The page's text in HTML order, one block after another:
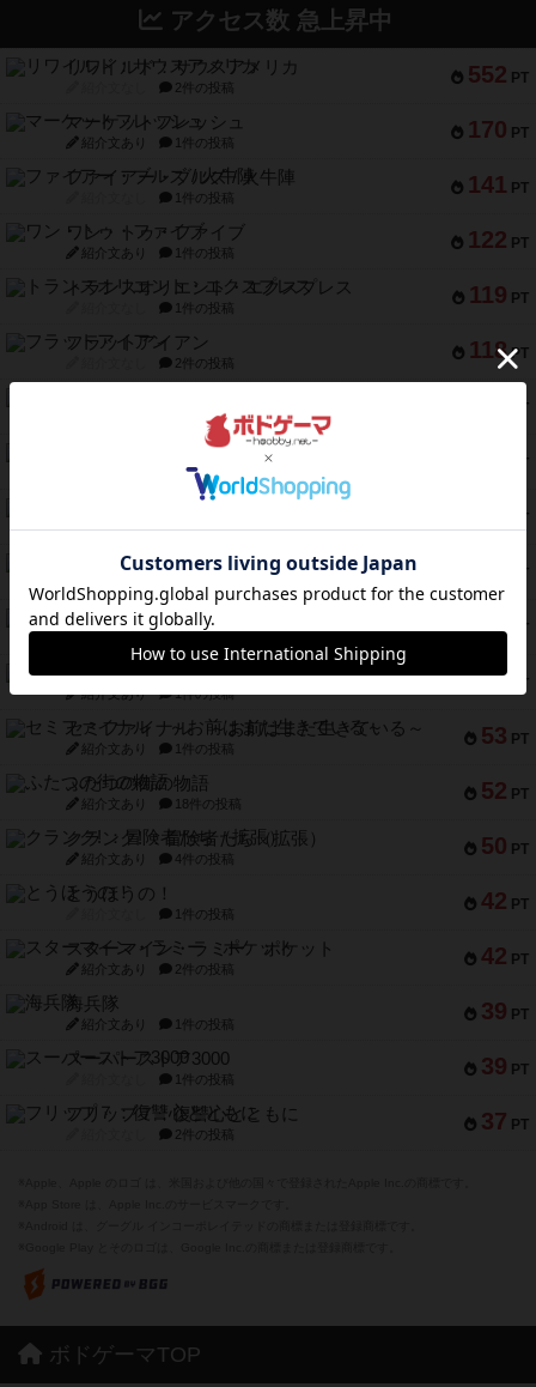
アクセス数 急上昇中
552 PT
リワイルド：サウスアメリカ
2件の投稿
170 PT
マーケットフレッシュ
紹介文あり 1件の投稿
141 PT
ファイアー・ブルズ / 火牛陣
1件の投稿
122 PT
ワン・トゥ・ファイブ
紹介文あり 1件の投稿
119 PT
トランスオリエント・エクスプレス
1件の投稿
118 PT
フラットアイアン
2件の投稿
PT
8件の投稿
PT
1件の投稿
PT
紹介文なし 2件の投稿
PT
メメントオンラインタクティクス
68 PT
パーミッド
57 PT
クリーグ
紹介文あり 1件の投稿
53 PT
セミファイナル ～お前はまだ生きている～
紹介文あり 1件の投稿
52 PT
ふたつの街の物語
紹介文あり 18件の投稿
50 PT
クランク! ：冒険者たち（拡張）
紹介文あり 4件の投稿
42 PT
とうほうの！
1件の投稿
42 PT
スターマイン・ラミー ポケット
紹介文あり 2件の投稿
39 PT
海兵隊
紹介文あり 1件の投稿
39 PT
スーパーストア3000
1件の投稿
37 PT
フリップ７：復讐心とともに
2件の投稿
ボドゲーマTOP